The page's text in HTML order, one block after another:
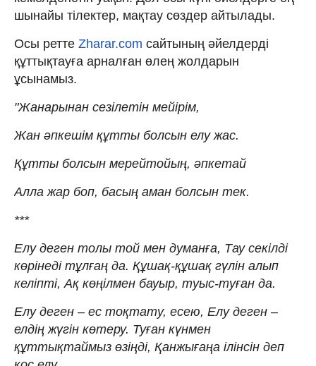
шынайы тілектер, мақтау сөздер айтылады.
Осы ретте Zharar.com сайтының әйелдерді
құттықтауға арналған өлең жолдарын
ұсынамыз.
"Жанарынан сезілетін мейірім,
Жан әпкешім құтты болсын елу жас.
Құтты болсын мерейтойың, әпкетай
Алла жар боп, басың аман болсын тек.
***
Елу деген толы той мен думанға, Тау секілді
көрінеді тұлғаң да. Құшақ-құшақ гүлін алып
келіпті, Ақ көңілмен бауыр, туыс-туған да.
Елу деген – ес тоқтату, есею, Елу деген –
елдің жүгін көтеру. Туған күнмен
құттықтаймыз өзіңді, Қанжығаңа ілінсін деп